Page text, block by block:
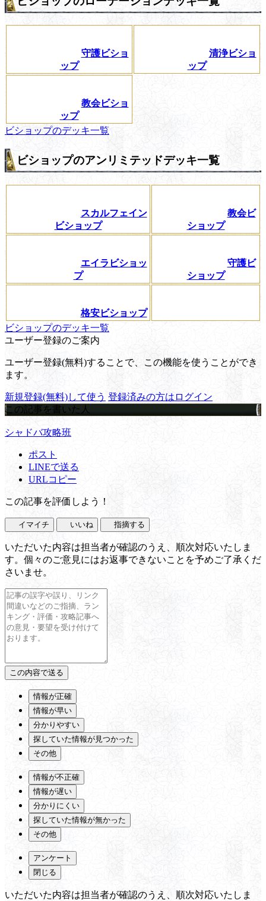
守護ビショ
ップ
清浄ビショ
ップ
教会ビショ
ップ
ビショップのデッキ一覧
ビショップのアンリミテッドデッキ一覧
スカルフェイン
ビショップ
教会ビ
ショップ
エイラビショッ
プ
守護ビ
ショップ
格安ビショップ
ビショップのデッキ一覧
ユーザー登録のご案内
ユーザー登録(無料)することで、この機能を使うことができ
ます。
新規登録(無料)して使う 登録済みの方はログイン
この記事を書いた人
シャドバ攻略班
ポスト
LINEで送る
URLコピー
この記事を評価しよう！
イマイチ いいね 指摘する
いただいた内容は担当者が確認のうえ、順次対応いたしま
す。個々のご意見にはお返事できないことを予めご了承くだ
さいませ。
情報が正確
情報が早い
分かりやすい
探していた情報が見つかった
その他
情報が不正確
情報が遅い
分かりにくい
探していた情報が無かった
その他
アンケート
閉じる
いただいた内容は担当者が確認のうえ、順次対応いたしま